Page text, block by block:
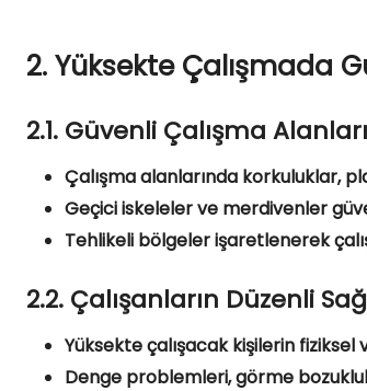
2. Yüksekte Çalışmada
2.1. Güvenli Çalışma
Çalışma alanlarında korkuluklar,
Geçici iskeleler ve merdivenler
Tehlikeli bölgeler işaretlenerek
2.2. Çalışanların Düzenli
Yüksekte çalışacak kişilerin fiziksel
Denge problemleri, görme